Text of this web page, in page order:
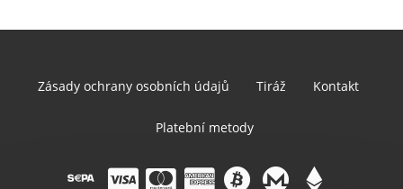
Zásady ochrany osobních údajů Tiráž Kontakt
Platební metody